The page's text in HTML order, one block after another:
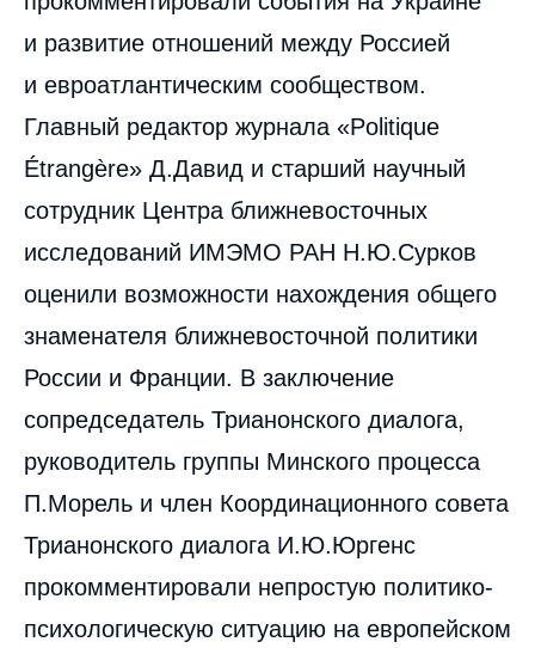
и развитие отношений между Россией
и евроатлантическим сообществом.
Главный редактор журнала «Politique
Étrangère» Д.Давид и старший научный
сотрудник Центра ближневосточных
исследований ИМЭМО РАН Н.Ю.Сурков
оценили возможности нахождения общего
знаменателя ближневосточной политики
России и Франции. В заключение
сопредседатель Трианонского диалога,
руководитель группы Минского процесса
П.Морель и член Координационного совета
Трианонского диалога И.Ю.Юргенс
прокомментировали непростую политико-
психологическую ситуацию на европейском